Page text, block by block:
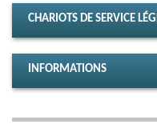
CHARIOTS DE SERVICE
INFORMATIONS